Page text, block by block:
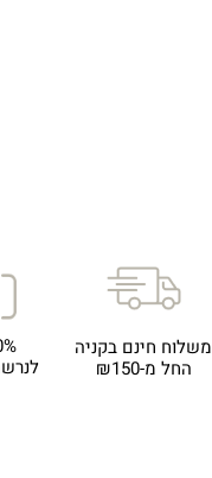
משלוח חינם בקניה
החל מ-₪150